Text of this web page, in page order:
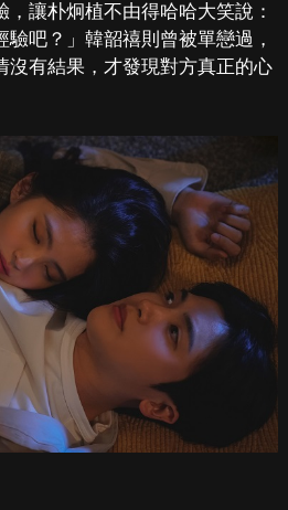
讓朴炯植不由得哈哈大笑說：
驗吧？」韓韶禧則曾被單戀過，
沒有結果，才發現對方真正的心